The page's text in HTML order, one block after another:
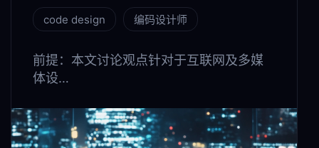
code design 编码设计师
前提：本文讨论观点针对于互联网及多媒
体设…